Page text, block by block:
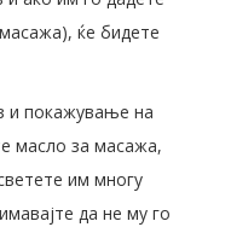
ќе бидете
и покажување на
масло за масажа,
им многу
да не му го